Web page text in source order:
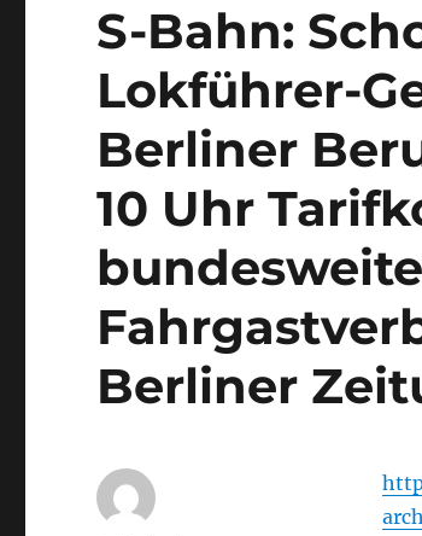
S-Bahn:
Lokführer-
Berliner
10 Uhr
Berliner